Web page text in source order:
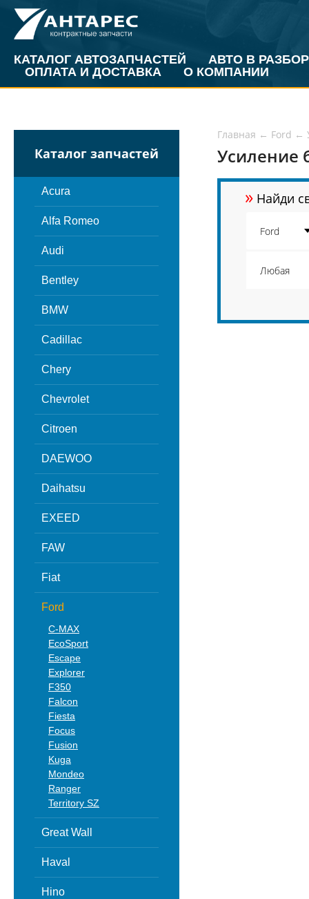
КАТАЛОГ АВТОЗАПЧАСТЕЙ
АВТО В РАЗБОР
ОПЛАТА И ДОСТАВКА
О КОМПАНИИ
Каталог запчастей
Acura
Alfa Romeo
Audi
Bentley
BMW
Cadillac
Chery
Chevrolet
Citroen
DAEWOO
Daihatsu
EXEED
FAW
Fiat
Ford
C-MAX
EcoSport
Escape
Explorer
F350
Falcon
Fiesta
Focus
Fusion
Kuga
Mondeo
Ranger
Territory SZ
Great Wall
Haval
Hino
Главная ← Ford ←
Усиление
» Найди